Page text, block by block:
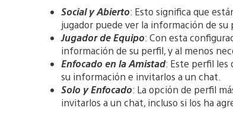
Social y Abierto: Esto significa que
jugador puede ver la información de su
Jugador de Equipo: Con esta
información de su perfil, y al menos
Enfocado en la Amistad: Este perfil les
su información e invitarlos a un chat.
Solo y Enfocado: La opción de perfil
invitarlos a un chat, incluso si los ha